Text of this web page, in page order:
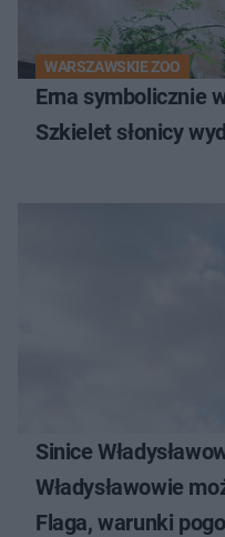
WARSZAWSKIE ZOO
Erna symbolicznie
Szkielet słonicy
Sinice
Władysławowie
Flaga, warunki